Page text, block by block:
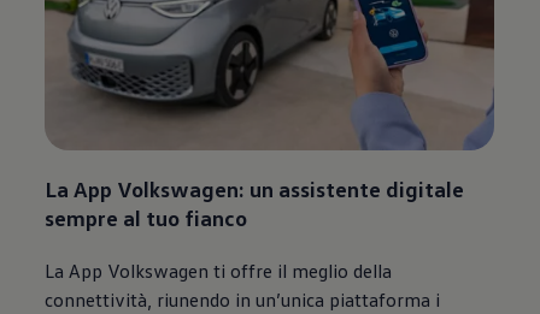
La App Volkswagen: un assistente digitale
sempre al tuo fianco
La App Volkswagen ti offre il meglio della
connettività, riunendo in un’unica piattaforma i